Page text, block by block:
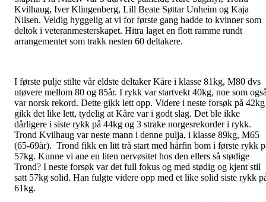
Kvilhaug, Iver Klingenberg, Lill Beate Søttar Unheim og Kaja
Nilsen. Veldig hyggelig at vi for første gang hadde to kvinner som
deltok i veteranmesterskapet. Hitra laget en flott ramme rundt
arrangementet som trakk nesten 60 deltakere.
I første pulje stilte vår eldste deltaker Kåre i klasse 81kg, M80 dvs
utøvere mellom 80 og 85år. I rykk var startvekt 40kg, noe som
var norsk rekord. Dette gikk lett opp. Videre i neste forsøk på 42kg
gikk det like lett, tydelig at Kåre var i godt slag. Det ble ikke
dårligere i siste rykk på 44kg og 3 strake norgesrekorder i rykk.
Trond Kvilhaug var neste mann i denne pulja, i klasse 89kg, M65
(65-69år). Trond fikk en litt trå start med hårfin bom i første rykk
57kg. Kunne vi ane en liten nervøsitet hos den ellers så stødige
Trond? I neste forsøk var det full fokus og med stødig og kjent stil
satt 57kg solid. Han fulgte videre opp med et like solid siste rykk
61kg.